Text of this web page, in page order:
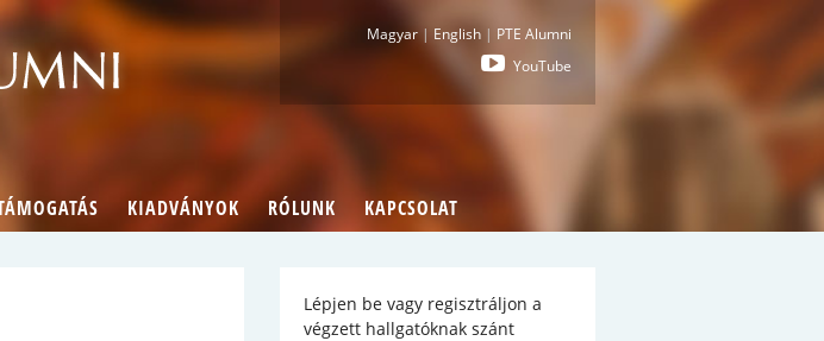
Alumni : Pécsi Tudományegyetem Általános
Magyar | English | PTE Alumni
YouTube
KIADVÁNYOK RÓLUNK KAPCSOLAT
Lépjen be vagy regisztráljon a
végzett hallgatóknak szánt